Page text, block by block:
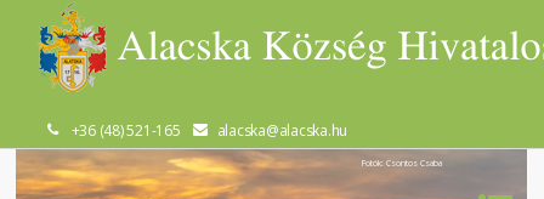
+36 (48) 521-165 alacska@alacska.hu
Fotók: Csontos Csaba